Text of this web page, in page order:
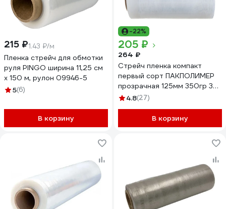
215 ₽1.43 ₽/м
Пленка стрейч для обмотки
руля PINGO ширина 11,25 см
х 150 м, рулон 09946-5
5(6)
В корзину
-22%
205 ₽
264 ₽
Стрейч пленка компакт
первый сорт ПАКПОЛИМЕР
прозрачная 125мм 350гр 38
20мкм
4.8(27)
В корзину